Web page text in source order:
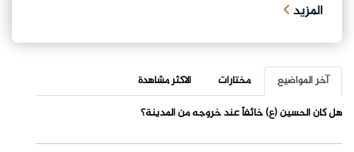
المزيد
آخر المواضيع مختارات
الاكثر مشاهدة
هل كان الحسين (ع) خائفاً عند خروجه من المدينة؟